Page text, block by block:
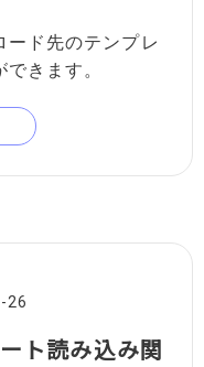
ード先のテンプレ
きます。
26
ト読み込み関